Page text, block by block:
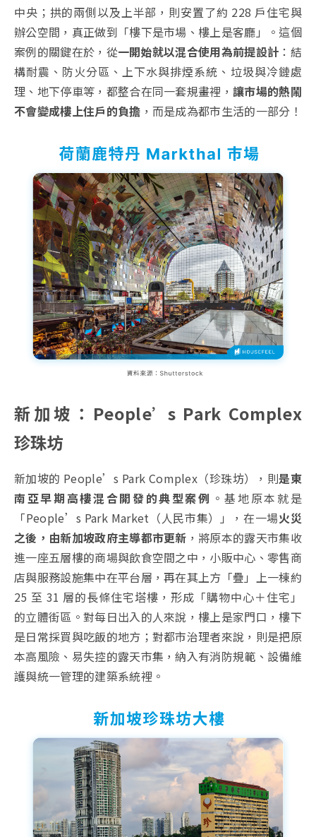
中央；拱的兩側以及上半部，則安置了約 228 戶住宅與
辦公空間，真正做到「樓下是市場、樓上是客廳」。這個
案例的關鍵在於，從一開始就以混合使用為前提設計 ：結
構耐震、防火分區、上下水與排煙系統、垃圾與冷鏈處
理、地下停車等，都整合在同一套規畫裡，讓市場的熱鬧
不會變成樓上住戶的負擔 ，而是成為都市生活的一部分！
新加坡：People’s Park Complex
珍珠坊
新加坡的 People’s Park Complex（珍珠坊），則是東
南亞早期高樓混合開發的典型案例 。基地原本就是
「People’s Park Market（人民市集）」，在一場火災
之後，由新加坡政府主導都市更新 ，將原本的露天市集收
進一座五層樓的商場與飲食空間之中，小販中心、零售商
店與服務設施集中在平台層，再在其上方「疊」上一棟約
25 至 31 層的長條住宅塔樓，形成「購物中心＋住宅」
的立體街區。對每日出入的人來說，樓上是家門口，樓下
是日常採買與吃飯的地方；對都市治理者來說，則是把原
本高風險、易失控的露天市集，納入有消防規範、設備維
護與統一管理的建築系統裡。